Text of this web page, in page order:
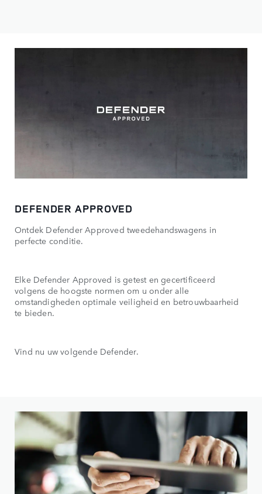
DEFENDER APPROVED
Ontdek Defender Approved tweedehandswagens in
perfecte conditie.
Elke Defender Approved is getest en gecertificeerd
volgens de hoogste normen om u onder alle
omstandigheden optimale veiligheid en betrouwbaarheid
te bieden.
Vind nu uw volgende Defender.